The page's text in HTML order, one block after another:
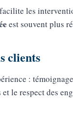
les
est souvent plus
clients
:
le respect des